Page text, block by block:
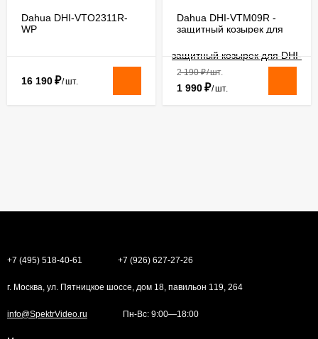
​Dahua DHI-VTO2311R-
WP
16 190₽/шт.
Dahua DHI-VTM09R​​ -
защитный козырек для
2 190 ₽/шт.
1 990₽/шт.
+7 (495) 518-40-61 +7 (926) 627-27-26
г. Москва, ул. Пятницкое шоссе, дом 18, павильон 119, 264
info@SpektrVideo.ru Пн-Вс: 9:00—18:00